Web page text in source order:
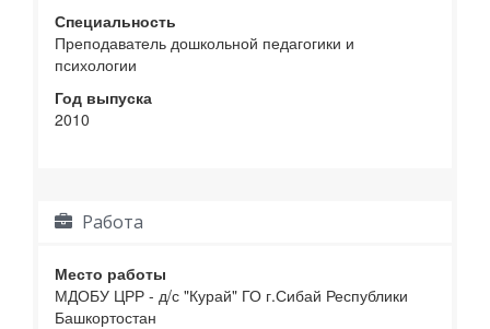
Специальность
Преподаватель дошкольной педагогики и
психологии
Год выпуска
2010
Работа
Место работы
МДОБУ ЦРР - д/с "Курай" ГО г.Сибай Республики
Башкортостан